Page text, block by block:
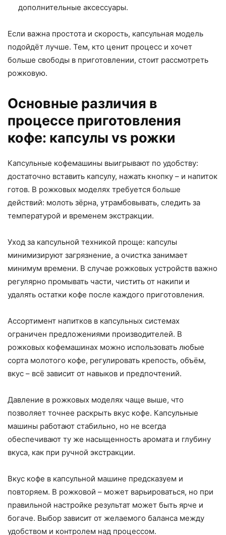
дополнительные аксессуары.
Если важна простота и скорость, капсульная модель
подойдёт лучше. Тем, кто ценит процесс и хочет
больше свободы в приготовлении, стоит рассмотреть
рожковую.
Основные различия в
процессе приготовления
кофе: капсулы vs рожки
Капсульные кофемашины выигрывают по удобству:
достаточно вставить капсулу, нажать кнопку – и напиток
готов. В рожковых моделях требуется больше
действий: молоть зёрна, утрамбовывать, следить за
температурой и временем экстракции.
Уход за капсульной техникой проще: капсулы
минимизируют загрязнение, а очистка занимает
минимум времени. В случае рожковых устройств важно
регулярно промывать части, чистить от накипи и
удалять остатки кофе после каждого приготовления.
Ассортимент напитков в капсульных системах
ограничен предложениями производителей. В
рожковых кофемашинах можно использовать любые
сорта молотого кофе, регулировать крепость, объём,
вкус – всё зависит от навыков и предпочтений.
Давление в рожковых моделях чаще выше, что
позволяет точнее раскрыть вкус кофе. Капсульные
машины работают стабильно, но не всегда
обеспечивают ту же насыщенность аромата и глубину
вкуса, как при ручной экстракции.
Вкус кофе в капсульной машине предсказуем и
повторяем. В рожковой – может варьироваться, но при
правильной настройке результат может быть ярче и
богаче. Выбор зависит от желаемого баланса между
удобством и контролем над процессом.